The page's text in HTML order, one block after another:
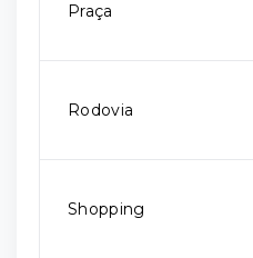
Praça
Rodovia
Shopping